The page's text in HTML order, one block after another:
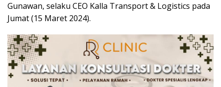
Gunawan, selaku CEO Kalla Transport & Logistics pada
Jumat (15 Maret 2024).